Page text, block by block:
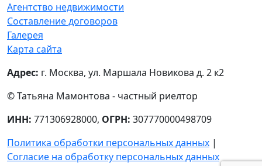
Агентство недвижимости
Составление договоров
Галерея
Карта сайта
Адрес: г. Москва, ул. Маршала Новикова д. 2 к2
© Татьяна Мамонтова - частный риелтор
ИНН: 771306928000, ОГРН: 307770000498709
Политика обработки персональных данных |
Согласие на обработку персональных данных